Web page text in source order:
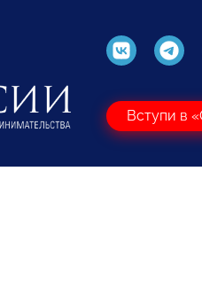
Вступи в